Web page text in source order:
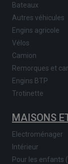
Bateaux
Autres véhicules
Engins agricole
Vélos
Camion
Remorques et
Engins BTP
Trotinette
MAISONS
Electroménager
Intérieur
Pour les enfants